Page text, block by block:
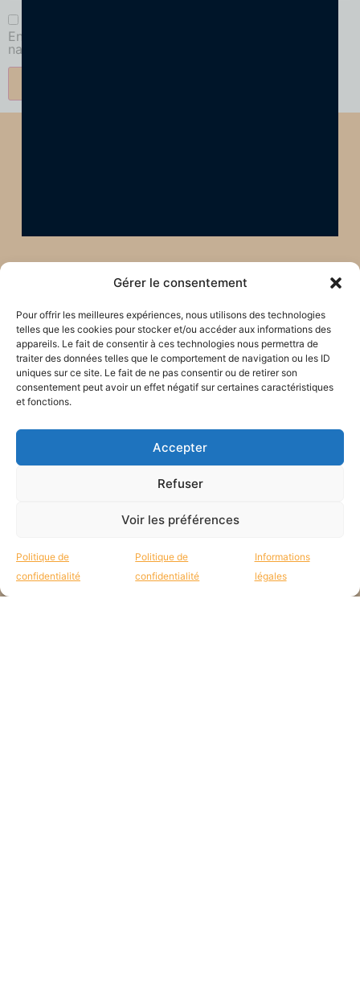
Gérer le consentement
Pour offrir les meilleures expériences, nous utilisons des technologies
telles que les cookies pour stocker et/ou accéder aux informations des
appareils. Le fait de consentir à ces technologies nous permettra de
traiter des données telles que le comportement de navigation ou les ID
uniques sur ce site. Le fait de ne pas consentir ou de retirer son
consentement peut avoir un effet négatif sur certaines caractéristiques
et fonctions.
Accepter
Refuser
Voir les préférences
Politique de
confidentialité
Politique de
confidentialité
Informations
légales
Enregistrer mon nom, mon e-mail et mon site dans le
navigateur pour mon prochain commentaire.
nouvelles des missions par mail :